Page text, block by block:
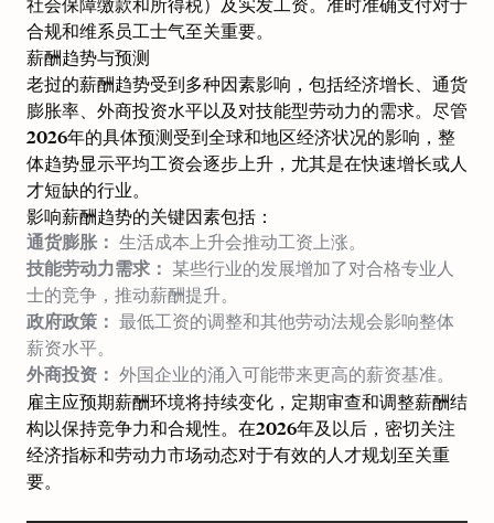
合规和维系员工士气至关重要。
薪酬趋势与预测
老挝的薪酬趋势受到多种因素影响，包括经济增长、通货
膨胀率、外商投资水平以及对技能型劳动力的需求。尽管
2026年的具体预测受到全球和地区经济状况的影响，整
体趋势显示平均工资会逐步上升，尤其是在快速增长或人
才短缺的行业。
影响薪酬趋势的关键因素包括：
通货膨胀： 生活成本上升会推动工资上涨。
技能劳动力需求： 某些行业的发展增加了对合格专业人
士的竞争，推动薪酬提升。
政府政策： 最低工资的调整和其他劳动法规会影响整体
薪资水平。
外商投资： 外国企业的涌入可能带来更高的薪资基准。
雇主应预期薪酬环境将持续变化，定期审查和调整薪酬结
构以保持竞争力和合规性。在2026年及以后，密切关注
经济指标和劳动力市场动态对于有效的人才规划至关重
要。